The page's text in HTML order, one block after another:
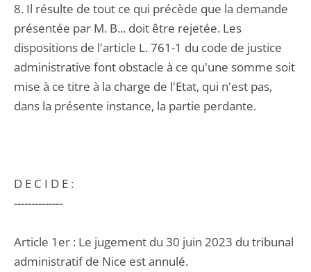
8. Il résulte de tout ce qui précède que la demande
présentée par M. B... doit être rejetée. Les
dispositions de l'article L. 761-1 du code de justice
administrative font obstacle à ce qu'une somme soit
mise à ce titre à la charge de l'Etat, qui n'est pas,
dans la présente instance, la partie perdante.
D E C I D E :
--------------
Article 1er : Le jugement du 30 juin 2023 du tribunal
administratif de Nice est annulé.